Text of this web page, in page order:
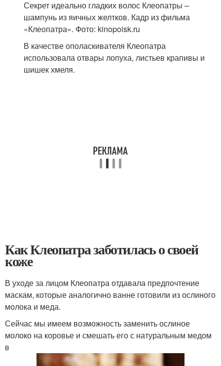
Секрет идеально гладких волос Клеопатры –
шампунь из яичных желтков. Кадр из фильма
«Клеопатра». Фото: kinopoisk.ru
В качестве ополаскивателя Клеопатра
использовала отвары лопуха, листьев крапивы и
шишек хмеля.
Как Клеопатра заботилась о своей
коже
В уходе за лицом Клеопатра отдавала предпочтение
маскам, которые аналогично ванне готовили из ослиного
молока и меда.
Сейчас мы имеем возможность заменить ослиное
молоко на коровье и смешать его с натуральным медом
в